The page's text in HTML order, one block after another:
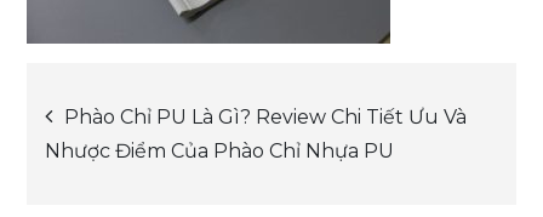
Post
Phào Chỉ PU Là Gì? Review Chi Tiết Ưu Và
Nhược Điểm Của Phào Chỉ Nhựa PU